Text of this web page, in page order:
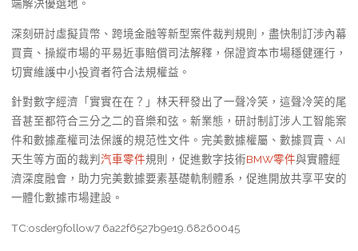
端解決優選地。
深刻研討虛擬貨幣、跨境金融等新型案件裁判規則，盡快制訂涉內幕
買賣、操縱市場的平易近事賠償司法解釋，保證資本市場穩健運行，
切實維護中小投資者符合法規權益。
針對數字經濟「實實在在？」林天秤發出了一聲冷笑，這聲冷笑的尾
音甚至都符合三分之二的音樂和弦。新業態，研討制訂涉人工智能案
件和數據產權司法保護的規范性文件。完美數據權屬、數據買賣、AI
天生等方面的裁判 汽車零件規則，促進數字技術BMW零件與實體經
濟深度融會，助力完美數據要素基礎軌制體系，促進開放共享平安的
一體化數據市場建設。
TC:osder9follow7 6a22f6527b9e19.68260045